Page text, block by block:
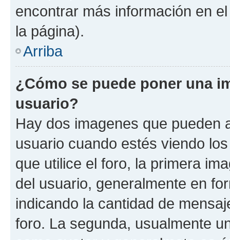
encontrar más información en
la página).
Arriba
¿Cómo se puede poner una
usuario?
Hay dos imagenes que pueden
usuario cuando estés viendo
que utilice el foro, la primera
del usuario, generalmente en
indicando la cantidad de
foro. La segunda, usualmente